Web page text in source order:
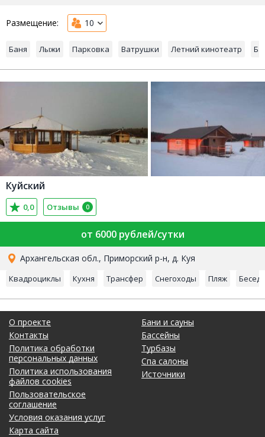
Размещение: 10
Баня Лыжи Парковка Ватрушки Летний кинотеатр
Куйский
0,0 Отзывы 0
от 6000 рублей/сутки
Архангельская обл., Приморский р-н, д. Куя
Квадроциклы Кухня Трансфер Снегоходы Пляж
О проекте
Контакты
Политика обработки
персональных данных
Политика использования
файлов cookies
Пользовательское
соглашение
Условия оказания услуг
Карта сайта
Бани и сауны
Бассейны
Турбазы
Спа салоны
Источники